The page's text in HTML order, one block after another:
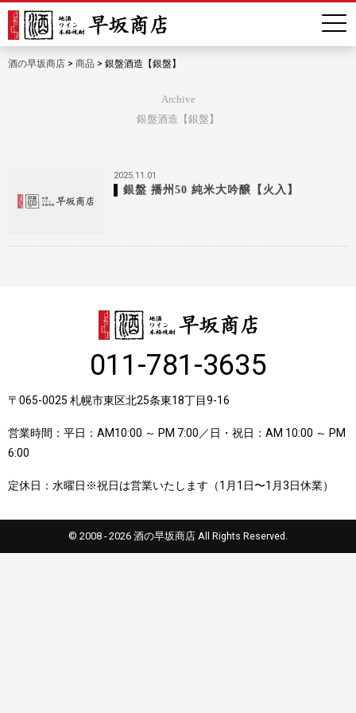
酒の早坂商店 > 商品 > 銀盤酒造【銀盤】
Archive
銀盤酒造【銀盤】
2025.11.01
銀盤 播州50 純米大吟醸【火入】
011-781-3635
〒065-0025 札幌市東区北25条東18丁目9-16
営業時間：平日：AM10:00 ～ PM 7:00／日・祝日：AM 10:00 ～ PM
6:00
定休日：水曜日※祝日は営業いたします（1月1日〜1月3日休業）
© 2008 - 2026 酒の早坂商店 All Rights Reserved.